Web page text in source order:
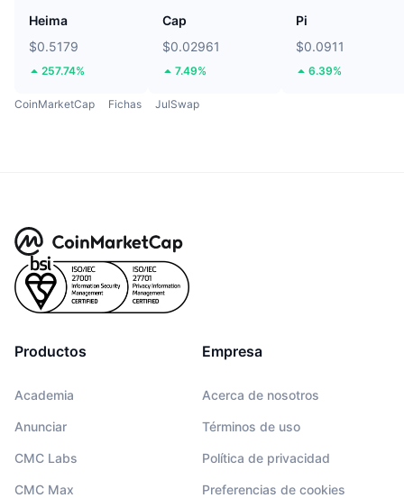
Heima
$0.5179
257.74%
Cap
$0.02961
7.49%
Pi
$0.0911
6.39%
CoinMarketCap Fichas JulSwap
Productos
Academia
Anunciar
CMC Labs
CMC Max
Empresa
Acerca de nosotros
Términos de uso
Política de privacidad
Preferencias de cookies